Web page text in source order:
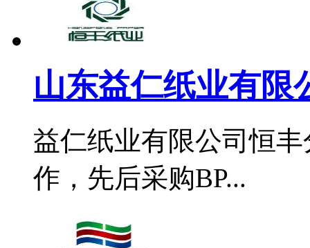
山东益仁纸业有限
益仁纸业有限公司恒
作，先后采购BP...